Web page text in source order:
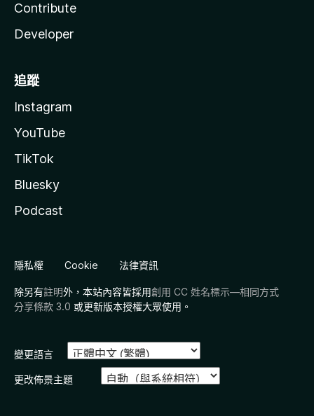
Contribute
Developer
追蹤
Instagram
YouTube
TikTok
Bluesky
Podcast
隱私權 Cookie 法律資訊
除另有註明外，本站內容皆採用創用 CC 姓名標示—相同方式
分享條款 3.0 或更新版本授權大眾使用。
變更語言
更改佈景主題